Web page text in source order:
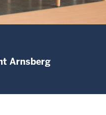
Arnsberg